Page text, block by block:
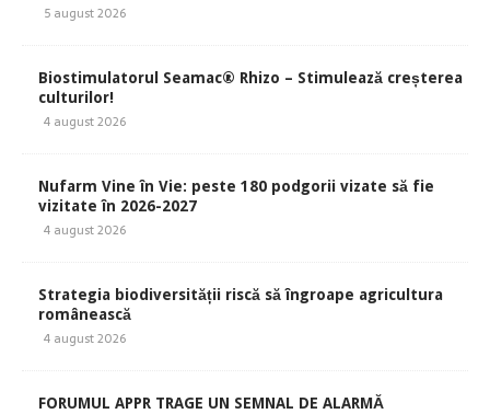
5 august 2026
Biostimulatorul Seamac® Rhizo – Stimulează creșterea
culturilor!
4 august 2026
Nufarm Vine în Vie: peste 180 podgorii vizate să fie
vizitate în 2026-2027
4 august 2026
Strategia biodiversității riscă să îngroape agricultura
românească
4 august 2026
FORUMUL APPR TRAGE UN SEMNAL DE ALARMĂ